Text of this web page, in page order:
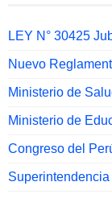
LEY N° 30425
Nuevo
Ministerio de
Ministerio de
Congreso del